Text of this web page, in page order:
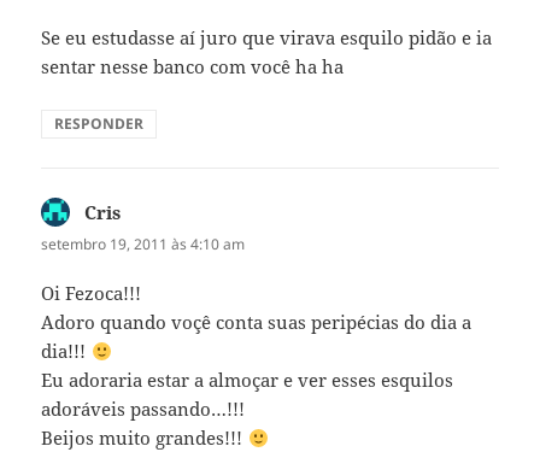
Se eu estudasse aí juro que virava esquilo pidão e ia
sentar nesse banco com você ha ha
RESPONDER
Cris
setembro 19, 2011 às 4:10 am
Oi Fezoca!!!
Adoro quando voçê conta suas peripécias do dia a
dia!!!
Eu adoraria estar a almoçar e ver esses esquilos
adoráveis passando…!!!
Beijos muito grandes!!!